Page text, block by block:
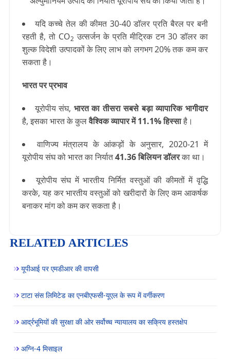
यदि कच्चे तेल की कीमत 30-40 डॉलर प्रति बैरल पर बनी
रहती है, तो CO2 उत्सर्जन के प्रति मीट्रिक टन 30 डॉलर का
शुल्क विदेशी उत्पादकों के लिए लाभ को लगभग 20% तक कम कर
सकता है।
भारत पर प्रभाव
यूरोपीय संघ, भारत का तीसरा सबसे बड़ा व्यापारिक भागीदार
है, इसका भारत के कुलवैश्विक व्यापार में 11.1% हिस्साहै।
वाणिज्य मंत्रालय के आंकड़ों के अनुसार, 2020-21 में
यूरोपीय संघ को भारत का निर्यात41.36 बिलियन डॉलरका था।
यूरोपीय संघ में भारतीय निर्मित वस्तुओं की कीमतों में वृद्धि
करके, यह कर भारतीय वस्तुओं को खरीदारों के लिए कम आकर्षक
बनाकर मांग को कम कर सकता है।
RELATED ARTICLES
यूपीआई पर एमडीआर की वापसी
टाटा संस लिमिटेड का एनबीएफसी-यूएल के रूप में वर्गीकरण
आर्द्रभूमियों की सुरक्षा की ओर सर्वोच्च न्यायालय का सक्रिय हस्तक्षेप
अग्नि-4 मिसाइल